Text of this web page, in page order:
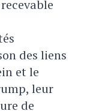
des liens
et le
leur
de